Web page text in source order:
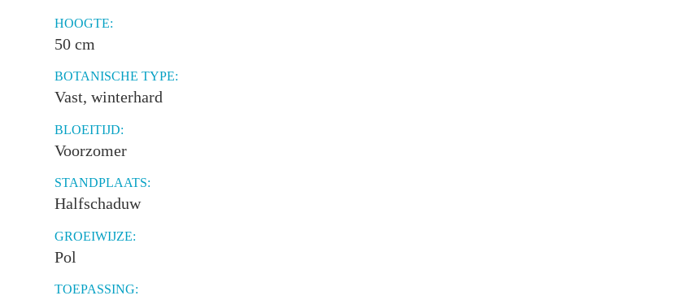
HOOGTE:
50 cm
BOTANISCHE TYPE:
Vast, winterhard
BLOEITIJD:
Voorzomer
STANDPLAATS:
Halfschaduw
GROEIWIJZE:
Pol
TOEPASSING: